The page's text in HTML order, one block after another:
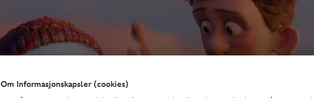
Om Informasjonskapsler (cookies)